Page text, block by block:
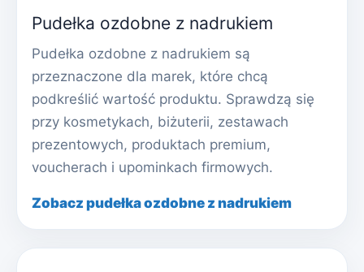
Pudełka ozdobne z nadrukiem
Pudełka ozdobne z nadrukiem są
przeznaczone dla marek, które chcą
podkreślić wartość produktu. Sprawdzą się
przy kosmetykach, biżuterii, zestawach
prezentowych, produktach premium,
voucherach i upominkach firmowych.
Zobacz pudełka ozdobne z nadrukiem